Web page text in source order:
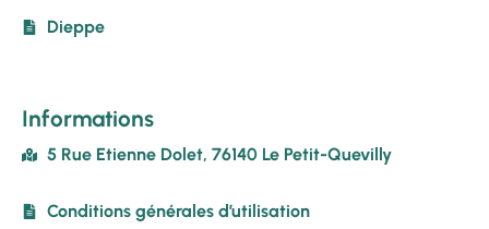
Dieppe
Informations
5 Rue Etienne Dolet, 76140 Le Petit-Quevilly
Conditions générales d’utilisation